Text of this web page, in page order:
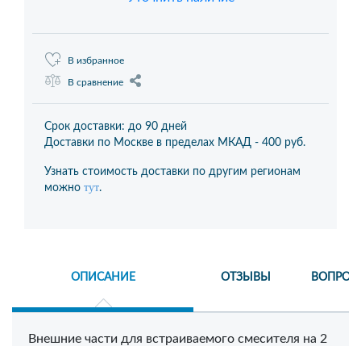
В избранное
В сравнение
Срок доставки: до 90 дней
Доставки по Москве в пределах МКАД - 400 руб.
Узнать стоимость доставки по другим регионам
можно тут.
ОПИСАНИЕ ОТЗЫВЫ
Внешние части для встраиваемого смесителя на 2